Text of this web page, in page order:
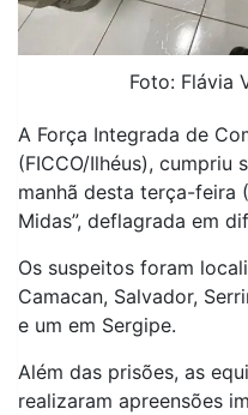
Foto: Flávia
A Força Integrada de
(FICCO/Ilhéus), cumpriu
manhã desta terça-feira
Midas”, deflagrada em
Os suspeitos foram
Camacan, Salvador,
e um em Sergipe.
Além das prisões, as
realizaram apreensões